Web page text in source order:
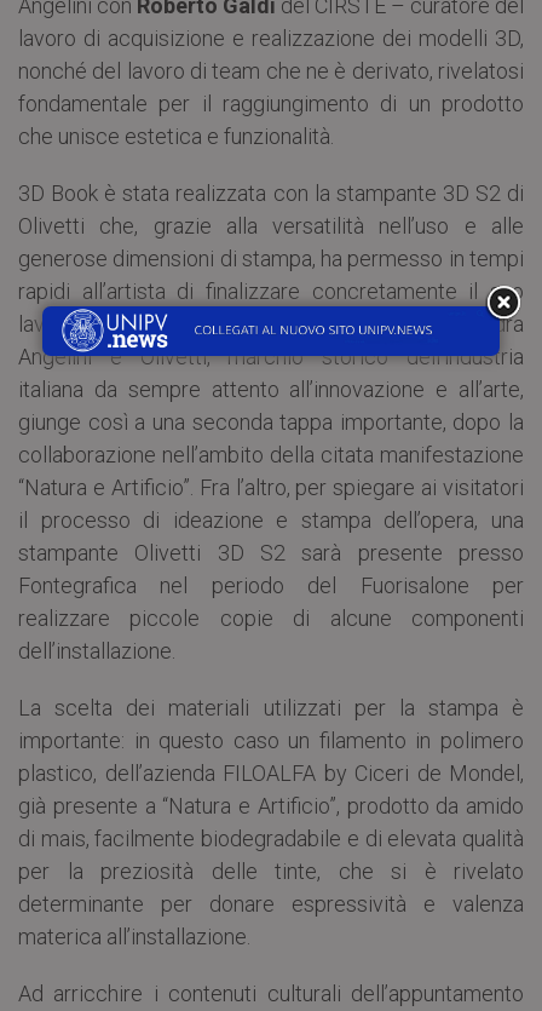
Angelini con Roberto Galdi del CIRSTE – curatore del
lavoro di acquisizione e realizzazione dei modelli 3D,
nonché del lavoro di team che ne è derivato, rivelatosi
fondamentale per il raggiungimento di un prodotto
che unisce estetica e funzionalità.
3D Book è stata realizzata con la stampante 3D S2 di
Olivetti che, grazie alla versatilità nell’uso e alle
generose dimensioni di stampa, ha permesso in tempi
rapidi all’artista di finalizzare concretamente il suo
lavoro concettuale. La collaborazione fra Alessandra
Angelini e Olivetti, marchio storico dell’industria
italiana da sempre attento all’innovazione e all’arte,
giunge così a una seconda tappa importante, dopo la
collaborazione nell’ambito della citata manifestazione
“Natura e Artificio”. Fra l’altro, per spiegare ai visitatori
il processo di ideazione e stampa dell’opera, una
stampante Olivetti 3D S2 sarà presente presso
Fontegrafica nel periodo del Fuorisalone per
realizzare piccole copie di alcune componenti
dell’installazione.
La scelta dei materiali utilizzati per la stampa è
importante: in questo caso un filamento in polimero
plastico, dell’azienda FILOALFA by Ciceri de Mondel,
già presente a “Natura e Artificio”, prodotto da amido
di mais, facilmente biodegradabile e di elevata qualità
per la preziosità delle tinte, che si è rivelato
determinante per donare espressività e valenza
materica all’installazione.
Ad arricchire i contenuti culturali dell’appuntamento